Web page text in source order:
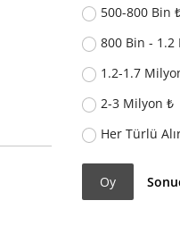
500-800 Bin
800 Bin - 1.2
1.2-1.7
2-3 Milyon ₺
Her Türlü
Oy